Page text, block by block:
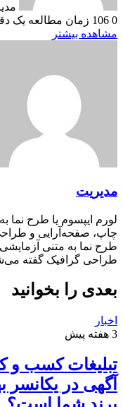
0
زمان مطالعه یک
مشاهده بیشتر
مدیریت
لورم ایپسوم یا طرح‌
چاپ، صفحه‌آرایی و
طرح‌ نما به متنی
طراحی گرافیک گفته
بعدی را بخوانید
اخبار
3 هفته پیش
تبلیغات کسب و
آگهی در یکانسر